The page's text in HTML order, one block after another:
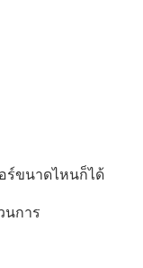
ร์ขนาดไหนก็ได้
นการ